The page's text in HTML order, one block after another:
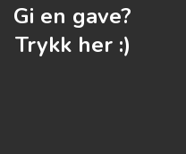
Gi en gave?
Trykk her :)